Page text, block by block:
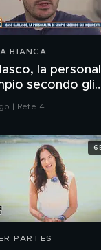
BIANCA
la
secondo gli
| Rete 4
PARTES